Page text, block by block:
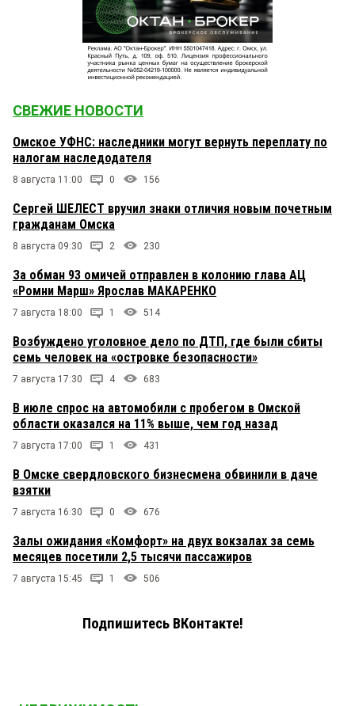
СВЕЖИЕ НОВОСТИ
Омское УФНС: наследники могут вернуть переплату по
налогам наследодателя
8 августа 11:00 0 156
Сергей ШЕЛЕСТ вручил знаки отличия новым почетным
гражданам Омска
8 августа 09:30 2 230
За обман 93 омичей отправлен в колонию глава АЦ
«Ромни Марш» Ярослав МАКАРЕНКО
7 августа 18:00 1 514
Возбуждено уголовное дело по ДТП, где были сбиты
семь человек на «островке безопасности»
7 августа 17:30 4 683
В июле спрос на автомобили с пробегом в Омской
области оказался на 11% выше, чем год назад
7 августа 17:00 1 431
В Омске свердловского бизнесмена обвинили в даче
взятки
7 августа 16:30 0 676
Залы ожидания «Комфорт» на двух вокзалах за семь
месяцев посетили 2,5 тысячи пассажиров
7 августа 15:45 1 506
Подпишитесь ВКонтакте!